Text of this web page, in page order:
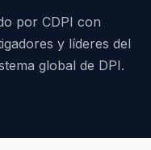
por CDPI con
y líderes del
global de DPI.